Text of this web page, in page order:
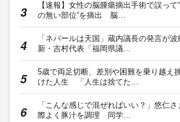
【速報】女性の脳腫瘍摘出手術で誤って
の無い部位”を摘出 脳…
「ネパールは天国」蔵内議長の発言が
新・吉村代表「福岡県議…
5歳で両足切断、差別や困難を乗り越え
けた人生 「人生は捨てた…
「こんな感じで混ぜればいい？」悠仁さ
際よく豚汁を調理 同学…